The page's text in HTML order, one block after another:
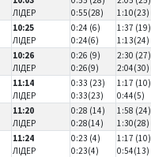
ЛІДЕР
0:55(28)
1:10(23)
10:25
ЛІДЕР
0:24 (6)
0:24(6)
1:37 (19)
1:13(24)
10:26
ЛІДЕР
0:26 (9)
0:26(9)
2:30 (27)
2:04(30)
11:14
ЛІДЕР
0:33 (23)
0:33(23)
1:17 (10)
0:44(5)
11:20
ЛІДЕР
0:28 (14)
0:28(14)
1:58 (24)
1:30(28)
11:24
ЛІДЕР
0:23 (4)
0:23(4)
1:17 (10)
0:54(13)